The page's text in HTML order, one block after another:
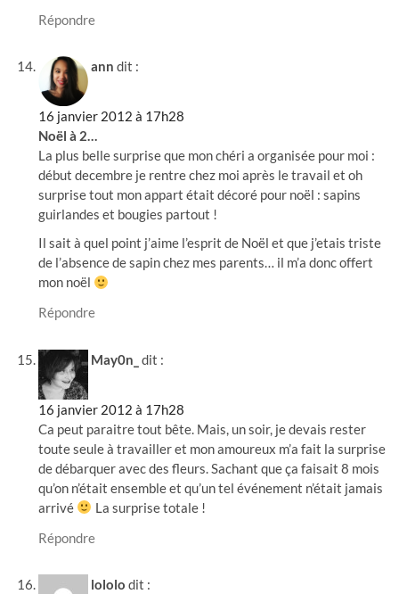
Répondre
ann dit :
16 janvier 2012 à 17h28
Noël à 2…
La plus belle surprise que mon chéri a organisée pour moi :
début decembre je rentre chez moi après le travail et oh
surprise tout mon appart était décoré pour noël : sapins
guirlandes et bougies partout !
Il sait à quel point j’aime l’esprit de Noël et que j’etais triste
de l’absence de sapin chez mes parents… il m’a donc offert
mon noël
Répondre
May0n_ dit :
16 janvier 2012 à 17h28
Ca peut paraitre tout bête. Mais, un soir, je devais rester
toute seule à travailler et mon amoureux m’a fait la surprise
de débarquer avec des fleurs. Sachant que ça faisait 8 mois
qu’on n’était ensemble et qu’un tel événement n’était jamais
arrivé
La surprise totale !
Répondre
lololo dit :